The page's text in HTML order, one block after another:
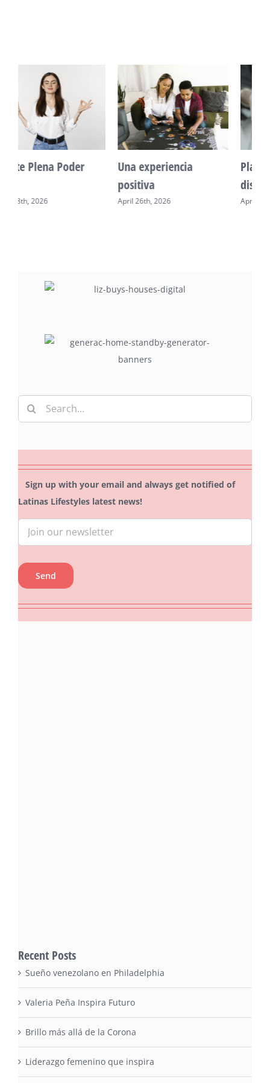
Planificación y
April 24th, 2026
Conexión con propósito
April 30th, 2026
Search
for:
Sign up with your email and always get notified of
Latinas Lifestyles latest news!
Recent Posts
Sueño venezolano en Philadelphia
Valeria Peña Inspira Futuro
Brillo más allá de la Corona
Liderazgo femenino que inspira